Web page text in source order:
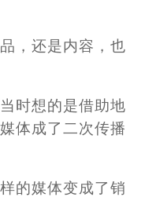
，还是内容，也
时想的是借助地
体成了二次传播
的媒体变成了销